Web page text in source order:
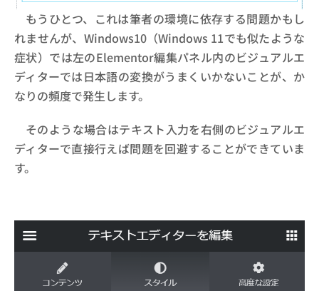
もうひとつ、これは筆者の環境に依存する問題かもし
れませんが、Windows10（Windows 11でも似たような
症状）では左のElementor編集パネル内のビジュアルエ
ディターでは日本語の変換がうまくいかないことが、か
なりの頻度で発生します。
そのような場合はテキスト入力を右側のビジュアルエ
ディターで直接行えば問題を回避することができていま
す。